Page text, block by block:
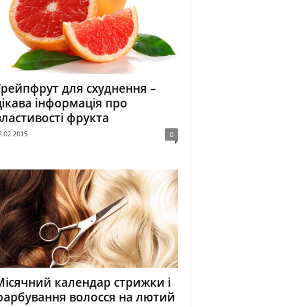
для схуднення –
інформація про
фрукта
0
календар стрижки і
волосся на лютий